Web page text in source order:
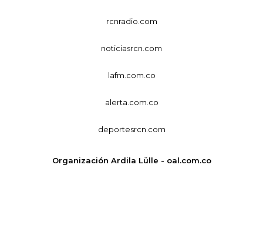
rcnradio.com
noticiasrcn.com
lafm.com.co
alerta.com.co
deportesrcn.com
Organización Ardila Lülle - oal.com.co